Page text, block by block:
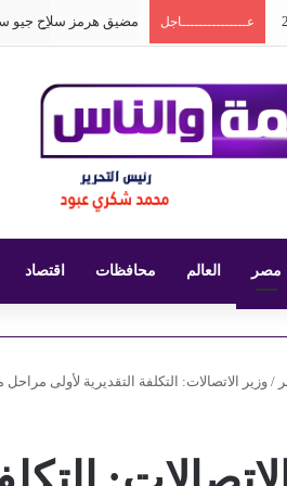
عـــــــــــــــاجل مضيق هرمز سلاح جيو
مصر العالم محافظات اقتصاد
/ وزير الاتصالات: التكلفة التقديرية لأولى مراحل